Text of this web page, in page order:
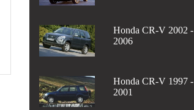
Honda CR-V 2002 -
2006
Honda CR-V 1997 -
2001